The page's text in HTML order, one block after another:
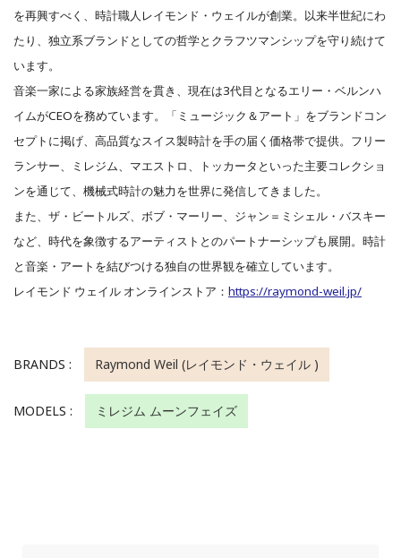
を再興すべく、時計職人レイモンド・ウェイルが創業。以来半世紀にわ
たり、独立系ブランドとしての哲学とクラフツマンシップを守り続けて
います。
音楽一家による家族経営を貫き、現在は3代目となるエリー・ベルンハ
イムがCEOを務めています。「ミュージック＆アート」をブランドコン
セプトに掲げ、高品質なスイス製時計を手の届く価格帯で提供。フリー
ランサー、ミレジム、マエストロ、トッカータといった主要コレクショ
ンを通じて、機械式時計の魅力を世界に発信してきました。
また、ザ・ビートルズ、ボブ・マーリー、ジャン＝ミシェル・バスキー
など、時代を象徴するアーティストとのパートナーシップも展開。時計
と音楽・アートを結びつける独自の世界観を確立しています。
レイモンド ウェイル オンラインストア： https://raymond-weil.jp/
BRANDS : Raymond Weil (レイモンド・ウェイル )
MODELS : ミレジム ムーンフェイズ